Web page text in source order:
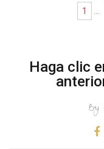
1
Haga clic
By